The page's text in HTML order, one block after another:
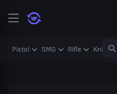
Pistol SMG Rifle Knife